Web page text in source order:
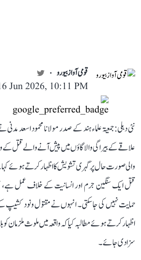
قومی آواز بیورو
Jun 2026, 10:11 PM
نئی دہلی: جمعیۃ علماء ہند کے صدر مولانا محمود اسعد
علاقے کے بیراگی والا گاؤں میں پیش آنے والے قتل کے
والی صورت حال پر گہری تشویش کا اظہار کرتے ہوئے کہا
قتل ایک سنگین جرم اور انسانیت کے خلاف عمل
حمایت نہیں کی جا سکتی۔ انہوں نے مقتول ونود کشیپ
اظہار کرتے ہوئے مطالبہ کیا کہ واقعہ میں ملوث ملزمان
سزا دی جائے۔